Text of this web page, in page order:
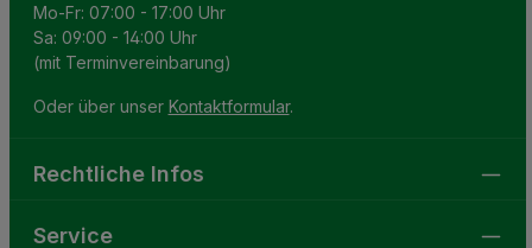
Mo-Fr: 07:00 - 17:00 Uhr
Sa: 09:00 - 14:00 Uhr
(mit Terminvereinbarung)
Oder über unser Kontaktformular.
Rechtliche Infos
Service